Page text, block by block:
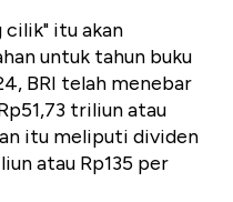
cilik" itu akan
untuk tahun buku
BRI telah menebar
triliun atau
itu meliputi dividen
atau Rp135 per